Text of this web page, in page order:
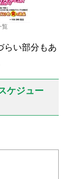
覧
らい部分もあ
ケジュー